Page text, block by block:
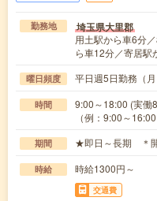
勤務地 埼玉県大里郡
用土駅から車6分
ら車12分／寄居
曜日頻度 平日週5日勤務（
時間
9:00～18:00 (実働
（例：9:00～16:00
期間 ★即日～長期 ＊開
時給 時給1300円～
交通費